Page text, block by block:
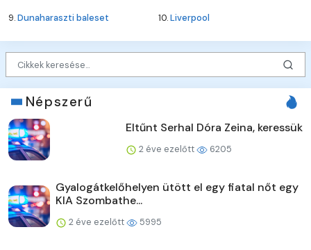
9.Dunaharaszti baleset 10.Liverpool
Népszerű
Eltűnt Serhal Dóra Zeina, keressük
2 éve ezelőtt 6205
Gyalogátkelőhelyen ütött el egy fiatal nőt egy
KIA Szombathe...
2 éve ezelőtt 5995